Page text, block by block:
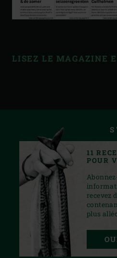
LISEZ LE MAGAZINE
PRIVACY
11
POUR
recevez
plus